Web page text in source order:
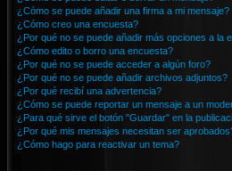
¿Cómo se puede añadir una firma a mi mensaje?
¿Cómo creo una encuesta?
¿Por qué no se puede añadir más opciones a la
¿Cómo edito o borro una encuesta?
¿Por qué no se puede acceder a algún foro?
¿Por qué no se puede añadir archivos adjuntos?
¿Por qué recibí una advertencia?
¿Cómo se puede reportar un mensaje a un
¿Para qué sirve el botón "Guardar" en la
¿Por qué mis mensajes necesitan ser
¿Cómo hago para reactivar un tema?